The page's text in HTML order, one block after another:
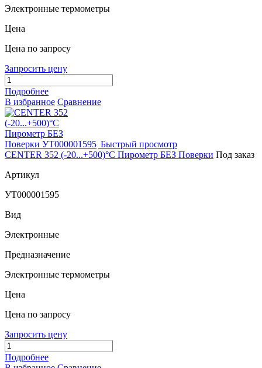
Электронные термометры
Цена
Цена по запросу
Запросить цену
Подробнее
В избранное Сравнение
Быстрый просмотр
CENTER 352 (-20...+500)°С Пирометр БЕЗ Поверки Под заказ
Артикул
УТ000001595
Вид
Электронные
Предназначение
Электронные термометры
Цена
Цена по запросу
Запросить цену
Подробнее